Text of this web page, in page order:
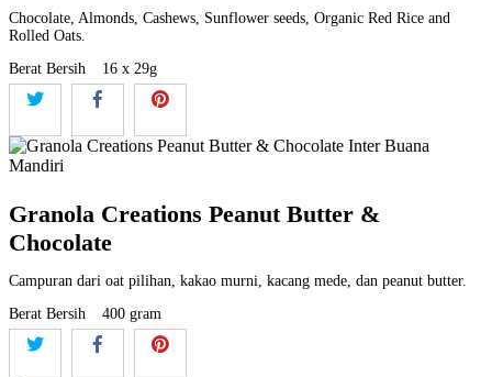
Chocolate, Almonds, Cashews, Sunflower seeds, Organic Red Rice and
Rolled Oats.
Berat Bersih
16 x 29g
Granola Creations Peanut Butter &
Chocolate
Campuran dari oat pilihan, kakao murni, kacang mede, dan peanut butter.
Berat Bersih
400 gram